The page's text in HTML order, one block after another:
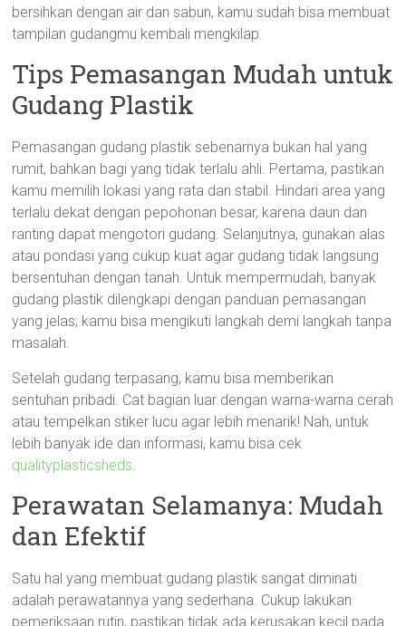
bersihkan dengan air dan sabun, kamu sudah bisa membuat
tampilan gudangmu kembali mengkilap.
Tips Pemasangan Mudah untuk
Gudang Plastik
Pemasangan gudang plastik sebenarnya bukan hal yang
rumit, bahkan bagi yang tidak terlalu ahli. Pertama, pastikan
kamu memilih lokasi yang rata dan stabil. Hindari area yang
terlalu dekat dengan pepohonan besar, karena daun dan
ranting dapat mengotori gudang. Selanjutnya, gunakan alas
atau pondasi yang cukup kuat agar gudang tidak langsung
bersentuhan dengan tanah. Untuk mempermudah, banyak
gudang plastik dilengkapi dengan panduan pemasangan
yang jelas; kamu bisa mengikuti langkah demi langkah tanpa
masalah.
Setelah gudang terpasang, kamu bisa memberikan
sentuhan pribadi. Cat bagian luar dengan warna-warna cerah
atau tempelkan stiker lucu agar lebih menarik! Nah, untuk
lebih banyak ide dan informasi, kamu bisa cek
qualityplasticsheds.
Perawatan Selamanya: Mudah
dan Efektif
Satu hal yang membuat gudang plastik sangat diminati
adalah perawatannya yang sederhana. Cukup lakukan
pemeriksaan rutin, pastikan tidak ada kerusakan kecil pada